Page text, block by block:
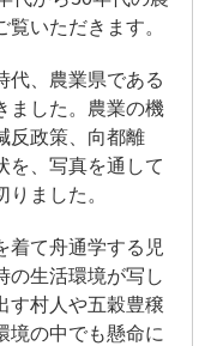
いただきます。
代、農業県である
ました。農業の機
反政策、向都離
を、写真を通して
ました。
着て舟通学する児
の生活環境が写し
す村人や五穀豊穣
境の中でも懸命に